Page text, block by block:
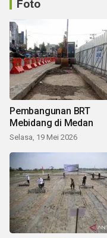
Foto
Pembangunan BRT
Mebidang di Medan
Selasa, 19 Mei 2026